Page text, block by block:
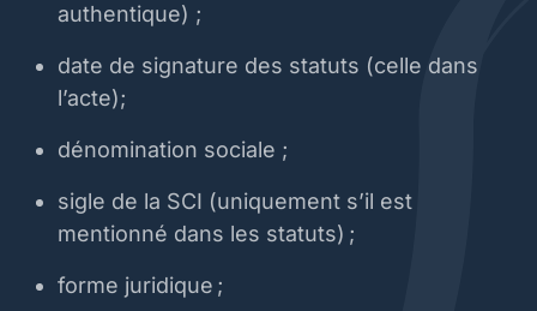
authentique) ;
date de signature des statuts (celle dans
l’acte);
dénomination sociale ;
sigle de la SCI (uniquement s’il est
mentionné dans les statuts) ;
forme juridique ;